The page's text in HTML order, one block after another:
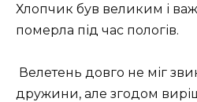
Хлопчик був великим і
померла під час пологів.
Велетень довго не міг
дружини, але згодом